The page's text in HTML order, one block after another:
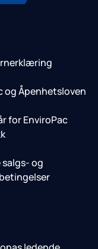
og Åpenhetsloven
for EnviroPac
salgs- og